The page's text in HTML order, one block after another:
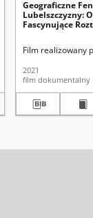
i zaproszonymi
Nauk o Ziemi i
we współpracy z
Geograficzne
Lubelszczyzny:
Fascynujące
Film realizowany
2021
film dokumentalny